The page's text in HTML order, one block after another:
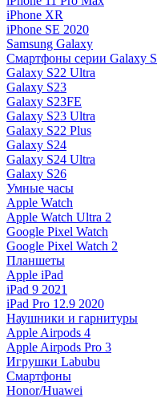
iPhone XR
iPhone SE 2020
Samsung Galaxy
Смартфоны серии Galaxy S
Galaxy S22 Ultra
Galaxy S23
Galaxy S23FE
Galaxy S23 Ultra
Galaxy S22 Plus
Galaxy S24
Galaxy S24 Ultra
Galaxy S26
Умные часы
Apple Watch
Apple Watch Ultra 2
Google Pixel Watch
Google Pixel Watch 2
Планшеты
Apple iPad
iPad 9 2021
iPad Pro 12.9 2020
Наушники и гарнитуры
Apple Airpods 4
Apple Airpods Pro 3
Игрушки Labubu
Смартфоны
Honor/Huawei